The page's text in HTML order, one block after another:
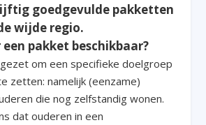
goedgevulde pakketten
wijde regio.
een pakket beschikbaar?
om een specifieke doelgroep
zetten: namelijk (eenzame)
die nog zelfstandig wonen.
dat ouderen in een